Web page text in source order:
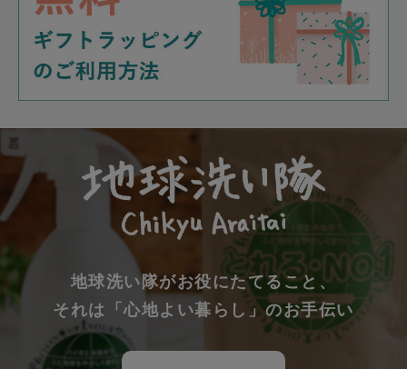
地球洗い隊がお役にたてること、
それは「心地よい暮らし」のお手伝い